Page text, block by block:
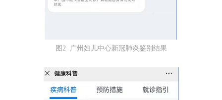
图2 广州妇儿中心新冠肺炎鉴别结果